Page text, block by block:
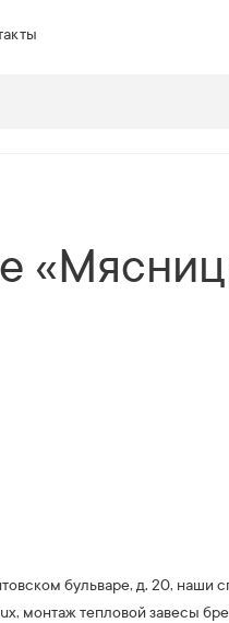
бульваре, д. 20, наши
монтаж тепловой завесы